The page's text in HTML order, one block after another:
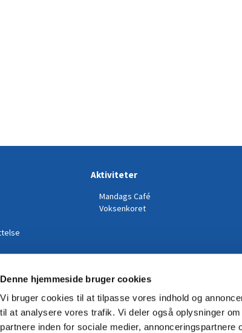
Denne hjemmeside bruger cookies
Vi bruger cookies til at tilpasse vores indhold og
til at analysere vores trafik. Vi deler også oplysninger
partnere inden for sociale medier, annonceringspartnere
Aktiviteter
Mandags Café
Voksenkoret